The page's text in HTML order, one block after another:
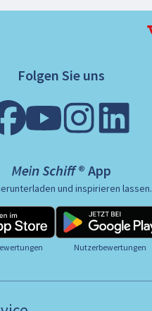
Folgen Sie uns
Mein Schiff ® App
und inspirieren lassen.
Nutzerbewertungen